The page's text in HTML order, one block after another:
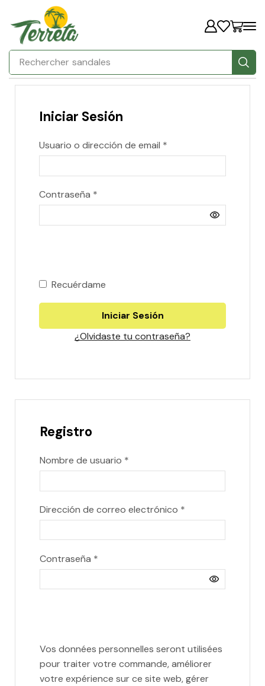
Rechercher sandales
Iniciar Sesión
Usuario o dirección de email *
Contraseña *
Recuérdame
Iniciar Sesión
¿Olvidaste tu contraseña?
Registro
Nombre de usuario *
Dirección de correo electrónico *
Contraseña *
Vos données personnelles seront utilisées
pour traiter votre commande, améliorer
votre expérience sur ce site web, gérer